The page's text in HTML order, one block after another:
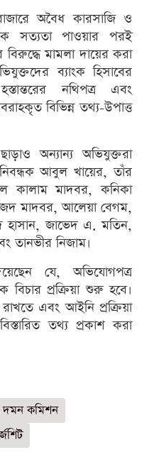
অবৈধ কারসাজি ও
সত্যতা পাওয়ার পরই
মামলা দায়ের করা
ব্যাংক হিসাবের
নথিপত্র এবং
বিভিন্ন তথ্য-উপাত্ত
অন্যান্য অভিযুক্তরা
আবুল খায়ের, তাঁর
কালাম মাদবর, কনিকা
মাদবর, আলেয়া বেগম,
হাসান, জাভেদ এ. মতিন,
তানভীর নিজাম।
যে, অভিযোগপত্র
বিচার প্রক্রিয়া শুরু হবে।
এবং আইনি প্রক্রিয়া
তথ্য প্রকাশ করা
দমন কমিশন